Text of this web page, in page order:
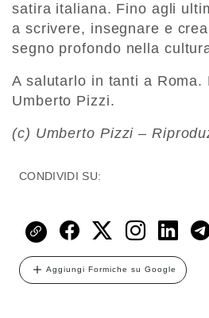
satira italiana. Fino agli
a scrivere, insegnare e
segno profondo nella
A salutarlo in tanti a Roma.
Umberto Pizzi.
(c) Umberto Pizzi –
CONDIVIDI SU:
Aggiungi Formiche su Google